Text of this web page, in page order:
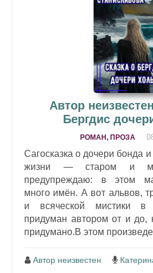
Автор
Бергдис
РОМАН, ПРОЗА
Сагосказка о дочери бонда
жизни — старом и
предупреждаю: в этом
много имён. А вот альвов,
и всяческой мистики в
придуман автором от и до,
придумано.В этом
Автор неизвестен